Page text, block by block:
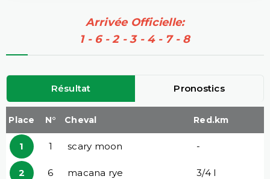
Arrivée Officielle:
1 - 6 - 2 - 3 - 4 - 7 - 8
Résultat Pronostics
Place N° Cheval Red.km
1 1 scary moon -
2 6 macana rye 3/4 l